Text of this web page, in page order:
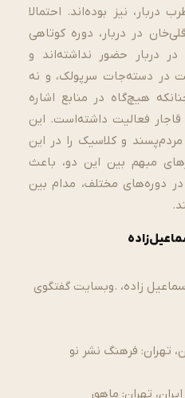
دربار، نیز بوده‌اند. احتمالا
در دربار، دوره کوتاهی
دربار حضور نداشته‌اند و
دسته‌جات سرپولک، و نه
هیچ‌گاه در منابع اشاره
فعالیت داشته‌است. این
و کلاسیک را در این
مبهم بین این دو، باعث
دوره‌های مختلف، مدام بین
اسماعیل زاده، .وبسایت گفتگوی